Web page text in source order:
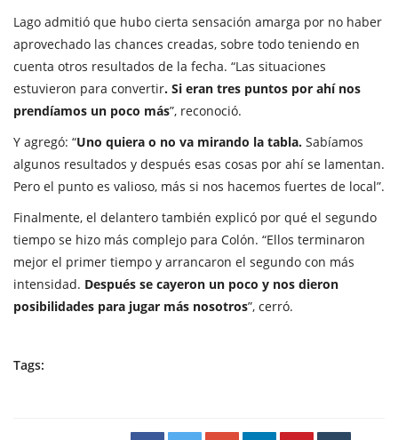
Lago admitió que hubo cierta sensación amarga por no haber
aprovechado las chances creadas, sobre todo teniendo en
cuenta otros resultados de la fecha. “Las situaciones
estuvieron para convertir. Si eran tres puntos por ahí nos
prendíamos un poco más”, reconoció.
Y agregó: “Uno quiera o no va mirando la tabla. Sabíamos
algunos resultados y después esas cosas por ahí se lamentan.
Pero el punto es valioso, más si nos hacemos fuertes de local”.
Finalmente, el delantero también explicó por qué el segundo
tiempo se hizo más complejo para Colón. “Ellos terminaron
mejor el primer tiempo y arrancaron el segundo con más
intensidad. Después se cayeron un poco y nos dieron
posibilidades para jugar más nosotros”, cerró.
Tags: